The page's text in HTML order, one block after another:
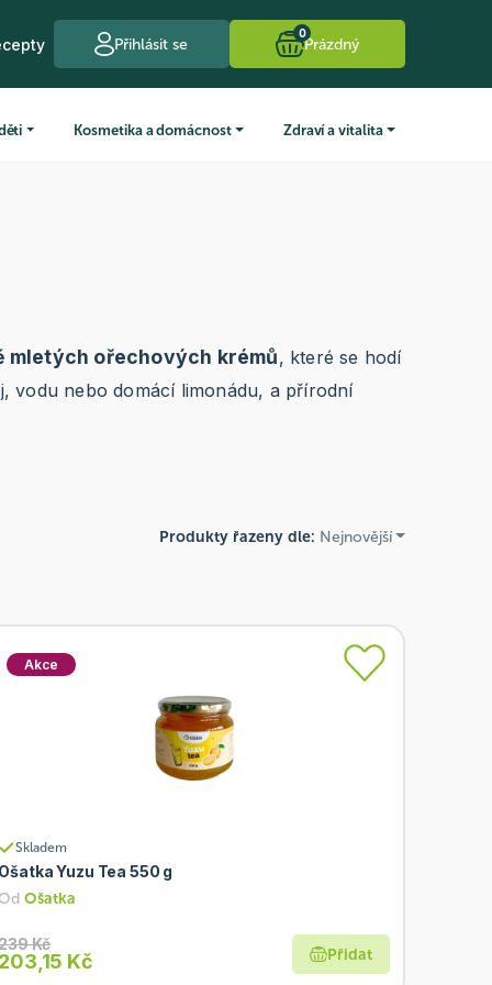
Přihlásit se
0
Prázdný
Kosmetika a domácnost Zdraví a vitalita
mletých ořechových krémů, které se hodí
vodu nebo domácí limonádu, a přírodní
Produkty řazeny dle: Nejnovější
Akce
Skladem
Yuzu Tea 550 g
Ošatka
Kč
Kč Přidat